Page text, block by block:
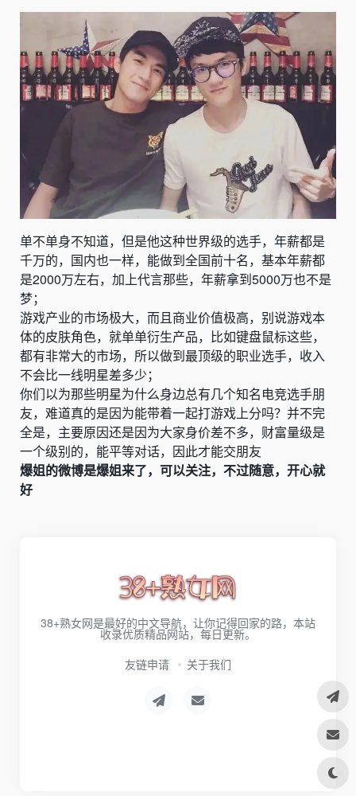
单不单身不知道，但是他这种世界级的选手，年薪都是
千万的，国内也一样，能做到全国前十名，基本年薪都
是2000万左右，加上代言那些，年薪拿到5000万也不是
梦；
游戏产业的市场极大，而且商业价值极高，别说游戏本
体的皮肤角色，就单单衍生产品，比如键盘鼠标这些，
都有非常大的市场，所以做到最顶级的职业选手，收入
不会比一线明星差多少；
你们以为那些明星为什么身边总有几个知名电竞选手朋
友，难道真的是因为能带着一起打游戏上分吗？并不完
全是，主要原因还是因为大家身价差不多，财富量级是
一个级别的，能平等对话，因此才能交朋友
爆姐的微博是爆姐来了，可以关注， 不过随意，开心就
好
38+熟女网是最好的中文导航，让你记得回家的路，本站
收录优质精品网站，每日更新。
友链申请
关于我们